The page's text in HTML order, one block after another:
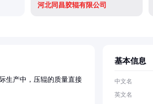
河北同昌胶辊有限公司
生产中，压辊的质量直接
基本信息
中文名
英文名